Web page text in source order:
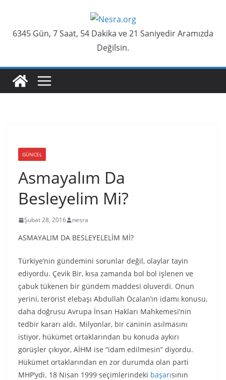
content
6345 Gün, 7 Saat, 54 Dakika ve 21 Saniyedir Aramızda
Değilsin.
GÜNCEL
Asmayalım Da
Besleyelim Mi?
Şubat 28, 2016 nesra
ASMAYALIM DA BESLEYELELİM Mİ?
Türkiye’nin gündemini sorunlar değil, olaylar tayin
ediyordu. Çevik Bir, kısa zamanda bol bol işlenen ve
çabuk tükenen bir gündem maddesi oluverdi. Onun
yerini, terörist elebaşı Abdullah Öcalan’ın idamı konusu,
daha doğrusu Avrupa İnsan Hakları Mahkemesi’nin
tedbir kararı aldı. Milyonlar, bir caninin asılmasını
istiyor, hükümet ortaklarından bu konuda aykırı
görüşler çıkıyor, AİHM ise “idam edilmesin” diyordu.
Hükümet ortaklarından en zor durumda olan parti
MHP’ydi. 18 Nisan 1999 seçimlerindeki başarısının